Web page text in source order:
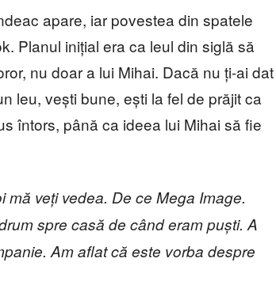
apare, iar povestea din spatele
Planul inițial era ca leul din siglă să
nu doar a lui Mihai. Dacă nu ți-ai dat
leu, vești bune, ești la fel de prăjit ca
întors, până ca ideea lui Mihai să fie
mă veți vedea. De ce Mega Image.
spre casă de când eram puști. A
Am aflat că este vorba despre